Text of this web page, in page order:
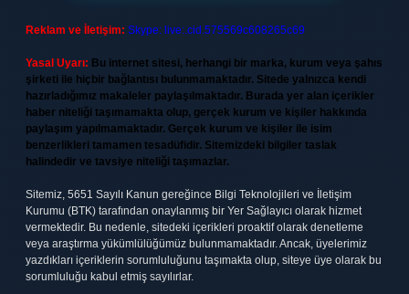
Reklam ve İletişim: Skype: live:.cid.575569c608265c69
Yasal Uyarı: Bu internet sitesi, herhangi bir marka, kurum veya şahıs
şirketi ile hiçbir bağlantısı bulunmamaktadır. Sitede yalnızca kendi
hazırladığımız makaleler paylaşılmaktadır. Burada yer alan içerikler
haber niteliği taşımamakta olup, gerçek kurum ve kişiler hakkında
paylaşım yapılmamaktadır. Gerçek kurum ve kişiler ile isim
benzerlikleri tamamen tesadüfidir. Sitemizdeki bilgiler taslak
halindedir ve tavsiye niteliği taşımazlar.
Sitemiz, 5651 Sayılı Kanun gereğince Bilgi Teknolojileri ve İletişim
Kurumu (BTK) tarafından onaylanmış bir Yer Sağlayıcı olarak hizmet
vermektedir. Bu nedenle, sitedeki içerikleri proaktif olarak denetleme
veya araştırma yükümlülüğümüz bulunmamaktadır. Ancak, üyelerimiz
yazdıkları içeriklerin sorumluluğunu taşımakta olup, siteye üye olarak bu
sorumluluğu kabul etmiş sayılırlar.